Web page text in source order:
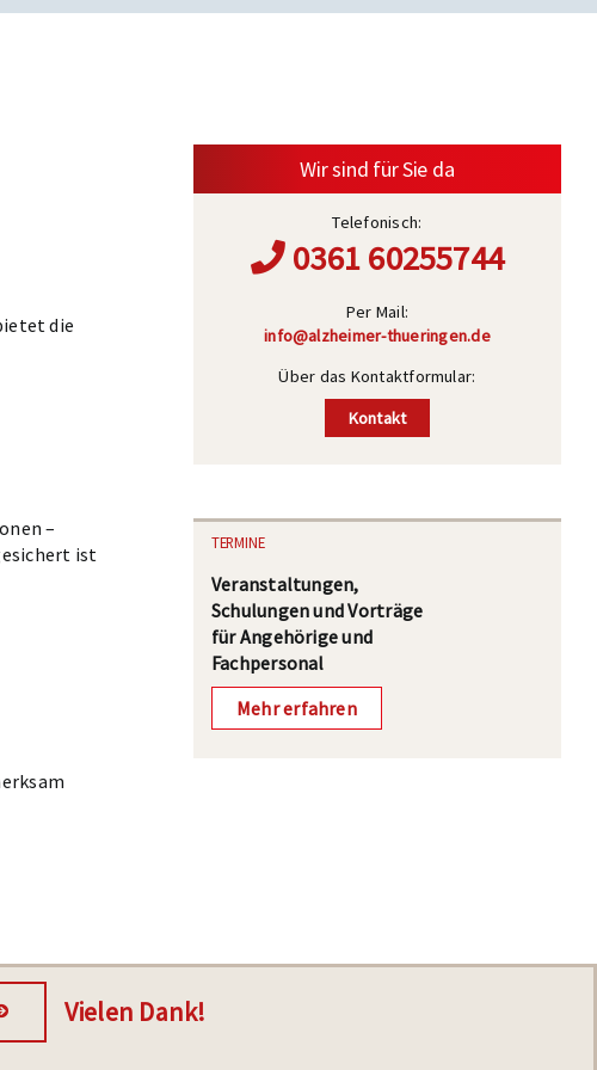
die
–
ist
Wir sind für Sie da
Telefonisch:
0361 60255744
Per Mail:
info@alzheimer-thueringen.de
Über das Kontaktformular:
Kontakt
TERMINE
Veranstaltungen,
Schulungen und Vorträge
für Angehörige und
Fachpersonal
Mehr erfahren
Vielen Dank!